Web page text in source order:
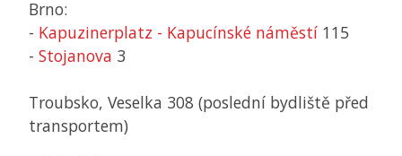
Brno:
- Kapuzinerplatz - Kapucínské náměstí 115
- Stojanova 3
Troubsko, Veselka 308 (poslední bydliště před
transportem)